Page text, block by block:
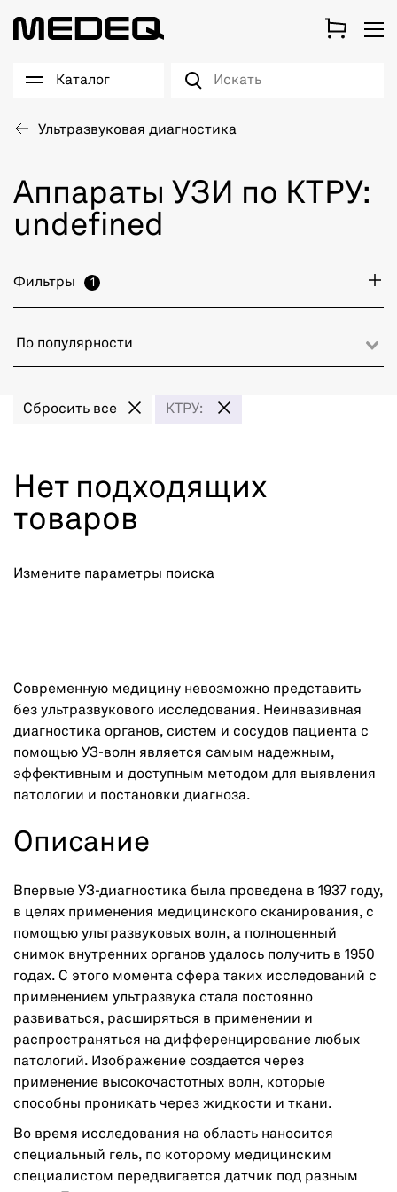
Каталог
Ультразвуковая диагностика
Аппараты УЗИ по КТРУ:
undefined
Фильтры 1
По популярности
Сбросить все КТРУ:
Нет подходящих
товаров
Измените параметры поиска
Современную медицину невозможно представить
без ультразвукового исследования. Неинвазивная
диагностика органов, систем и сосудов пациента с
помощью УЗ-волн является самым надежным,
эффективным и доступным методом для выявления
патологии и постановки диагноза.
Описание
Впервые УЗ-диагностика была проведена в 1937 году,
в целях применения медицинского сканирования, с
помощью ультразвуковых волн, а полноценный
снимок внутренних органов удалось получить в 1950
годах. С этого момента сфера таких исследований с
применением ультразвука стала постоянно
развиваться, расширяться в применении и
распространяться на дифференцирование любых
патологий. Изображение создается через
применение высокочастотных волн, которые
способны проникать через жидкости и ткани.
Во время исследования на область наносится
специальный гель, по которому медицинским
специалистом передвигается датчик под разным